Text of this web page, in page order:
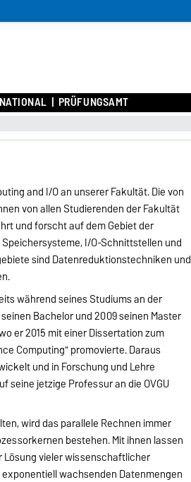
PRÜFUNGSAMT
and I/O an unserer Fakultät. Die von
von allen Studierenden der Fakultät
und forscht auf dem Gebiet der
I/O-Schnittstellen und
sind Datenreduktionstechniken und
während seines Studiums an der
Bachelor und 2009 seinen Master
er 2015 mit einer Dissertation zum
Computing" promovierte. Daraus
und in Forschung und Lehre
seine jetzige Professur an die OVGU
wird das parallele Rechnen immer
bestehen. Mit ihnen lassen
vieler wissenschaftlicher
wachsenden Datenmengen